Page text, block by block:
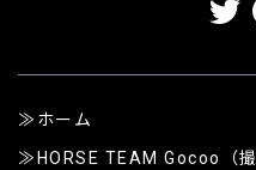
ホーム
HORSE TEAM Gocoo（撮